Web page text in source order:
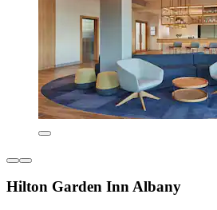
Hilton Garden Inn Albany